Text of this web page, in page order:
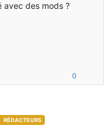
avec des mods ?
0
RÉDACTEURS